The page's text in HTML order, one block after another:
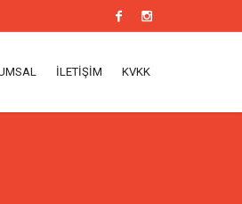
İLETIŞIM KVKK